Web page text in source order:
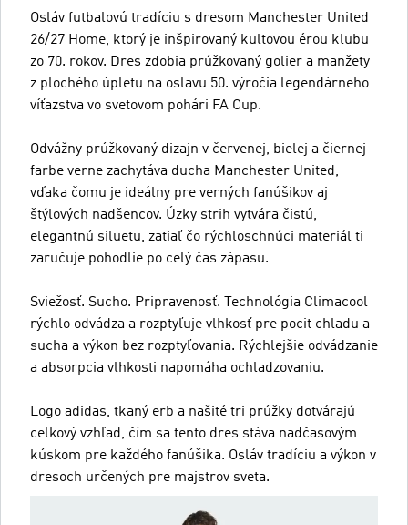
Osláv futbalovú tradíciu s dresom Manchester United
26/27 Home, ktorý je inšpirovaný kultovou érou klubu
zo 70. rokov. Dres zdobia prúžkovaný golier a manžety
z plochého úpletu na oslavu 50. výročia legendárneho
víťazstva vo svetovom pohári FA Cup.
Odvážny prúžkovaný dizajn v červenej, bielej a čiernej
farbe verne zachytáva ducha Manchester United,
vďaka čomu je ideálny pre verných fanúšikov aj
štýlových nadšencov. Úzky strih vytvára čistú,
elegantnú siluetu, zatiaľ čo rýchloschnúci materiál ti
zaručuje pohodlie po celý čas zápasu.
Sviežosť. Sucho. Pripravenosť. Technológia Climacool
rýchlo odvádza a rozptyľuje vlhkosť pre pocit chladu a
sucha a výkon bez rozptyľovania. Rýchlejšie odvádzanie
a absorpcia vlhkosti napomáha ochladzovaniu.
Logo adidas, tkaný erb a našité tri prúžky dotvárajú
celkový vzhľad, čím sa tento dres stáva nadčasovým
kúskom pre každého fanúšika. Osláv tradíciu a výkon v
dresoch určených pre majstrov sveta.